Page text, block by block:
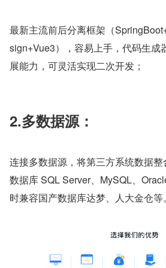
最新主流前后分离框架（
sign+Vue3），容易上手，代码生成
展能力，可灵活实现二次开发；
2.多数据源：
连接多数据源，将第三方系统数据
数据库 SQL Server、MySQL、
时兼容国产数据库达梦、人大金仓等。